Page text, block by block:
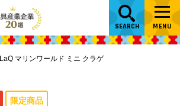
SEARCH MENU
LaQ マリンワールド ミニ クラゲ
限定商品